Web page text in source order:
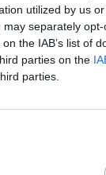
utilized by us
separately
the IAB’s list of
parties on the
parties.
ενώ τα
γενικότερα